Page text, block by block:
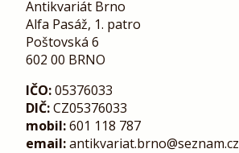
Antikvariát Brno
Alfa Pasáž, 1. patro
Poštovská 6
602 00 BRNO
IČO:05376033
DIČ:CZ05376033
mobil:601 118 787
email:antikvariat.brno@seznam.cz